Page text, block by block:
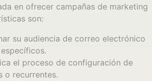
en ofrecer campañas de marketing
son:
su audiencia de correo electrónico
el proceso de configuración de
o recurrentes.